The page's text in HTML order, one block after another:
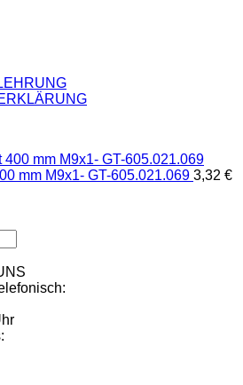
mm M9x1- GT-605.021.069 3,32 €